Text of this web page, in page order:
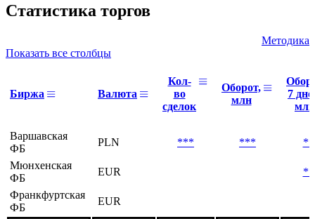
Статистика торгов
Методика
Показать все столбцы
Биржа Валюта
Кол-
во
сделок
Оборот,
млн
7
млн
Варшавская
ФБ
PLN *** ***
Мюнхенская
ФБ
EUR
Франкфуртская
ФБ
EUR